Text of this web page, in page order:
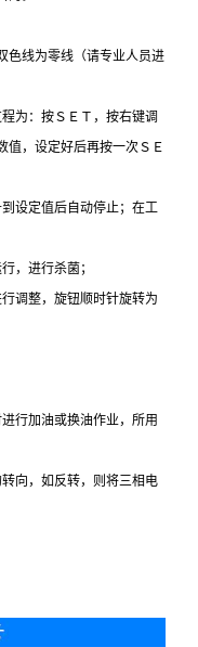
色线为零线（请专业人员进
为：按ＳＥＴ，按右键调
值，设定好后再按一次ＳＥ
设定值后自动停止；在工
，进行杀菌；
调整，旋钮顺时针旋转为
行加油或换油作业，所用
向，如反转，则将三相电